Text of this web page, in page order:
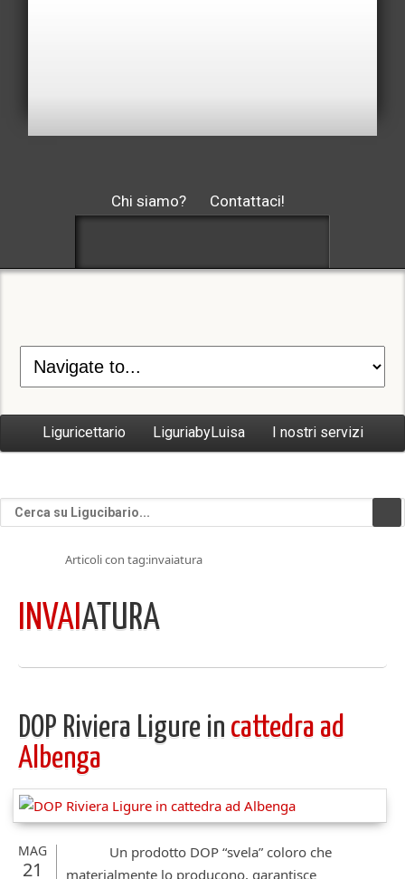
Chi siamo? Contattaci!
Liguricettario LiguriabyLuisa I nostri servizi
Articoli con tag:invaiatura
INVAIATURA
DOP Riviera Ligure in cattedra ad
Albenga
MAG
21
Un prodotto DOP “svela” coloro che
materialmente lo producono, garantisce